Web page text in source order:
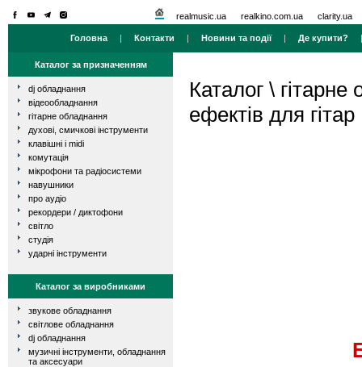
realmusic.ua realkino.com.ua clarity.ua
Головна | Контакти | Новини та події| Де купити?
Каталог за призначенням
dj обладнання
відеообладнання
гітарне обладнання
духові, смичкові інструменти
клавішні і midi
комутація
мікрофони та радіосистеми
навушники
про аудіо
рекордери / диктофони
світло
студія
ударні інструменти
Каталог за виробниками
звукове обладнання
світлове обладнання
dj обладнання
музичні інструменти, обладнання
та аксесуари
Каталог \ гітарне
ефектів для гітар